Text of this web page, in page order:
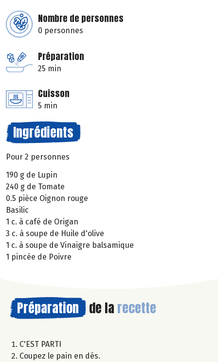
Nombre de personnes
0 personnes
Préparation
25 min
Cuisson
5 min
Ingrédients
Pour 2 personnes
190 g de Lupin
240 g de Tomate
0.5 pièce Oignon rouge
Basilic
1 c. à café de Origan
3 c. à soupe de Huile d'olive
1 c. à soupe de Vinaigre balsamique
1 pincée de Poivre
Préparation de la recette
C'EST PARTI
Coupez le pain en dés.